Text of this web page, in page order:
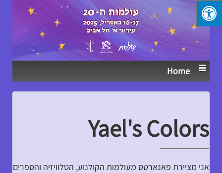
↓
SKIP
TO
CONTENT
Home
Yael's Colors
אני מציירת פאנארטס מעולמות הקולנוע, הטלוויזיה והספרים